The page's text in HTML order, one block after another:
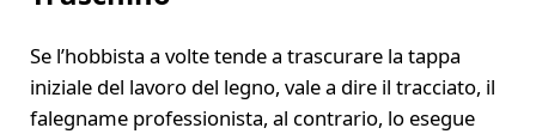
Se l’hobbista a volte tende a trascurare la tappa
iniziale del lavoro del legno, vale a dire il tracciato, il
falegname professionista, al contrario, lo esegue